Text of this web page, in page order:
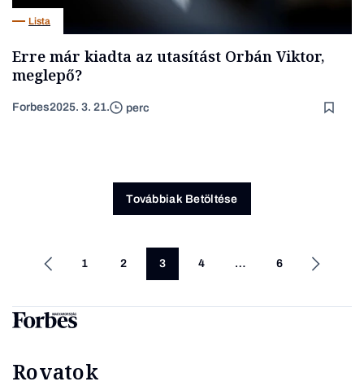
Lista
Erre már kiadta az utasítást Orbán Viktor,
meglepő?
Forbes2025. 3. 21. perc
Továbbiak Betöltése
1 2 3 4 … 6
Rovatok